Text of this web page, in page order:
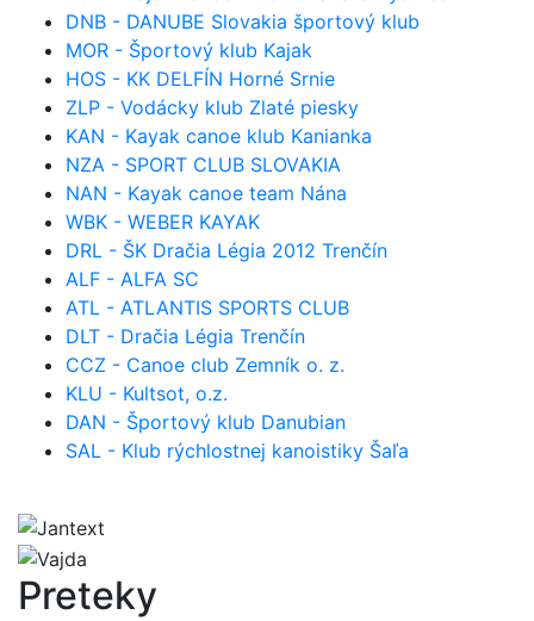
DNB - DANUBE Slovakia športový klub
MOR - Športový klub Kajak
HOS - KK DELFÍN Horné Srnie
ZLP - Vodácky klub Zlaté piesky
KAN - Kayak canoe klub Kanianka
NZA - SPORT CLUB SLOVAKIA
NAN - Kayak canoe team Nána
WBK - WEBER KAYAK
DRL - ŠK Dračia Légia 2012 Trenčín
ALF - ALFA SC
ATL - ATLANTIS SPORTS CLUB
DLT - Dračia Légia Trenčín
CCZ - Canoe club Zemník o. z.
KLU - Kultsot, o.z.
DAN - Športový klub Danubian
SAL - Klub rýchlostnej kanoistiky Šaľa
Preteky